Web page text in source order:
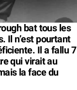
bat tous les
Il n’est pourtant
Il a fallu 7
qui virait au
la face du